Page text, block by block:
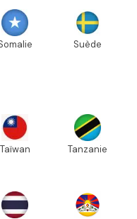
Suède
Taïwan Tanzanie